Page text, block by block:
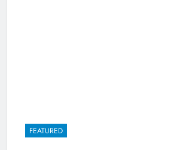
FEATURED